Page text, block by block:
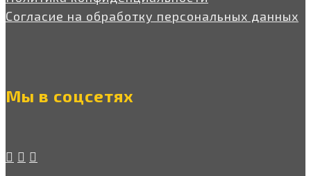
Согласие на обработку персональных данных
Мы в соцсетях